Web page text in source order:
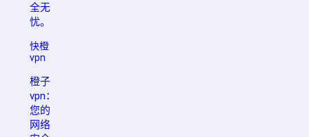
全无
忧。
快橙
vpn
橙子
vpn：
您的
网络